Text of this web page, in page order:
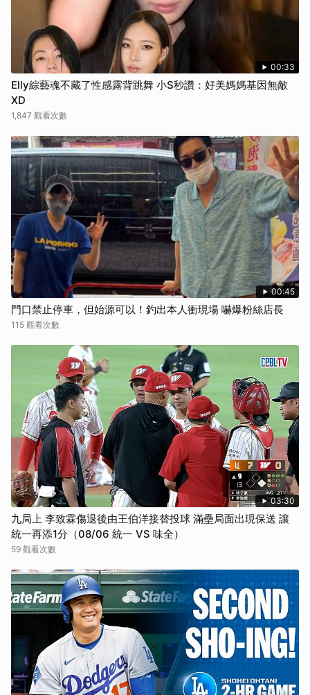
00:33
Elly綜藝魂不藏了性感露背跳舞 小S秒讚：好美媽媽基因無敵
XD
1,847 觀看次數
00:45
門口禁止停車，但始源可以！釣出本人衝現場 嚇爆粉絲店長
115 觀看次數
03:30
九局上 李致霖傷退後由王伯洋接替投球 滿壘局面出現保送 讓
統一再添1分（08/06 統一 VS 味全）
59 觀看次數